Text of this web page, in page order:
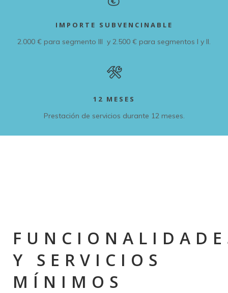
IMPORTE SUBVENCINABLE
2.000 € para segmento III y 2.500 € para segmentos I y II.
12 MESES
Prestación de servicios durante 12 meses.
Y SERVICIOS
MÍNIMOS